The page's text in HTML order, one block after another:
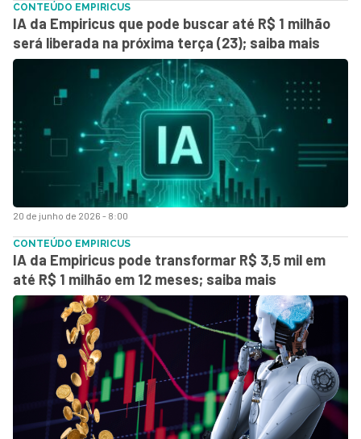
20 de junho de 2026 - 8:00
CONTEÚDO EMPIRICUS
IA da Empiricus que pode buscar até R$ 1 milhão
será liberada na próxima terça (23); saiba mais
CONTEÚDO EMPIRICUS
IA da Empiricus pode transformar R$ 3,5 mil em
até R$ 1 milhão em 12 meses; saiba mais